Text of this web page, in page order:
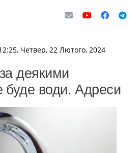
Четвер, 22 Лютого, 2024
деякими
буде води. Адреси